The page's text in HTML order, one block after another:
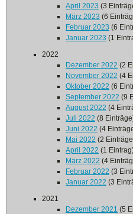
April 2023 (3
März 2023 (6
Februar 2023 (6
Januar 2023 (1
2022
Dezember 2022 (2
November 2022 (4
Oktober 2022 (6
September 2022 (9
August 2022 (4
Juli 2022 (8
Juni 2022 (4
Mai 2022 (2
April 2022 (1
März 2022 (4
Februar 2022 (3
Januar 2022 (3
2021
Dezember 2021 (5